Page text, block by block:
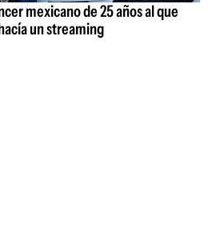
mexicano de 25 años al que
un streaming